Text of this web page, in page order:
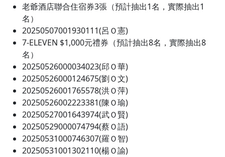
老爺酒店聯合住宿券3張（預計抽出1名，實際抽出1
名）
20250507001930111(呂Ｏ憲)
7-ELEVEN $1,000元禮券（預計抽出8名，實際抽出8
名）
20250526000034023(邱Ｏ華)
20250526000124675(劉Ｏ文)
20250526001765578(洪Ｏ萍)
20250526002223381(陳Ｏ瑜)
20250527001643974(武Ｏ賢)
20250529000074794(蔡Ｏ語)
20250531000746307(羅Ｏ智)
20250531001302110(楊Ｏ諭)